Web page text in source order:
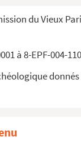
du Vieux
à 8-EPF-004-